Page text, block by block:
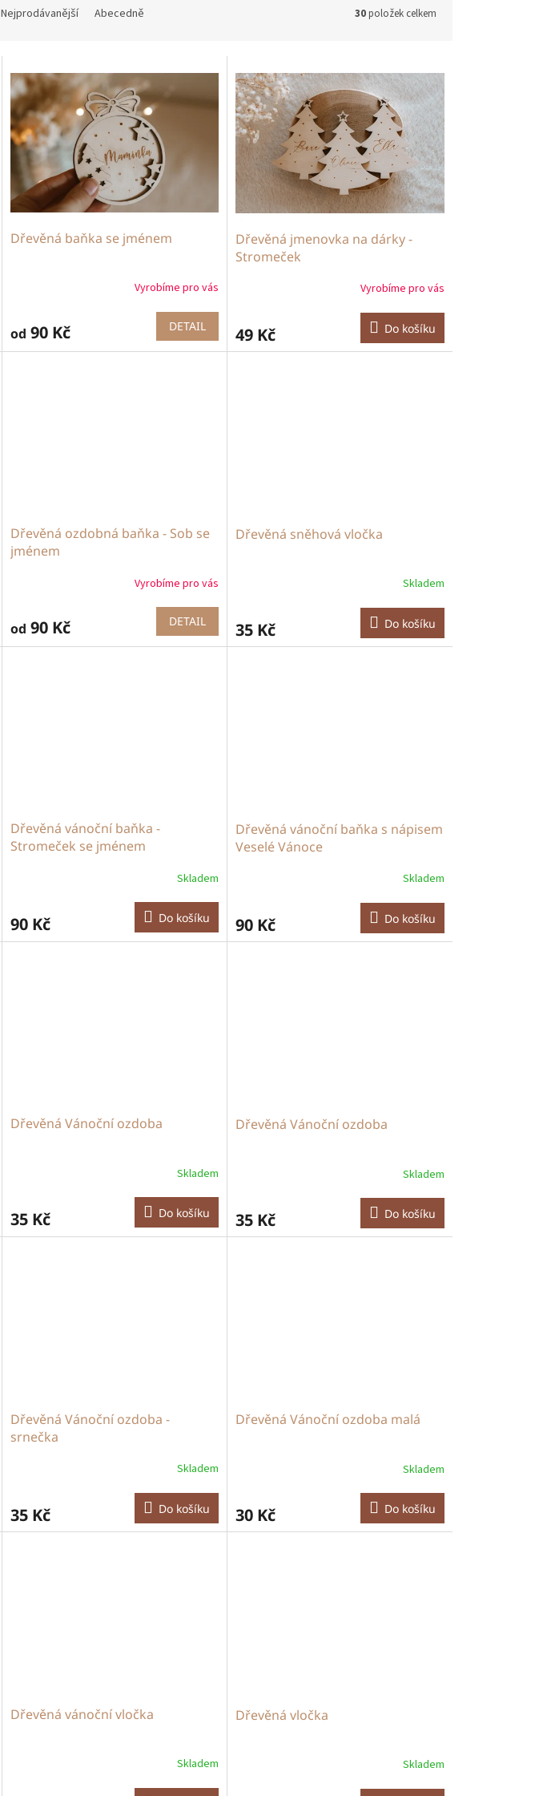
Nejprodávanější Abecedně 30položek celkem
Dřevěná baňka se jménem
Vyrobíme pro vás
od 90 Kč DETAIL
Dřevěná jmenovka na dárky -
Stromeček
Vyrobíme pro vás
49 Kč Do košíku
Dřevěná ozdobná baňka - Sob se
jménem
Vyrobíme pro vás
od 90 Kč DETAIL
Dřevěná sněhová vločka
Skladem
35 Kč Do košíku
Dřevěná vánoční baňka -
Stromeček se jménem
Skladem
90 Kč Do košíku
Dřevěná vánoční baňka s nápisem
Veselé Vánoce
Skladem
90 Kč Do košíku
Dřevěná Vánoční ozdoba
Skladem
35 Kč Do košíku
Dřevěná Vánoční ozdoba
Skladem
35 Kč Do košíku
Dřevěná Vánoční ozdoba -
srnečka
Skladem
35 Kč Do košíku
Dřevěná Vánoční ozdoba malá
Skladem
30 Kč Do košíku
Dřevěná vánoční vločka
Skladem
Dřevěná vločka
Skladem